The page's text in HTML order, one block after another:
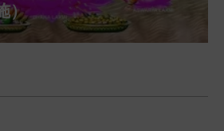
）実施）
）
施）
）
祉活動支援募金